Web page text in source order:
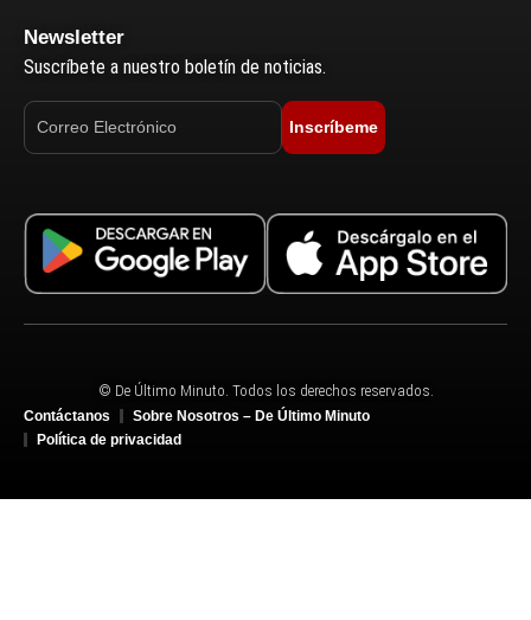
Newsletter
Suscríbete a nuestro boletín de noticias.
Inscríbeme
© De Último Minuto. Todos los derechos reservados.
Contáctanos
Sobre Nosotros – De Último Minuto
Política de privacidad